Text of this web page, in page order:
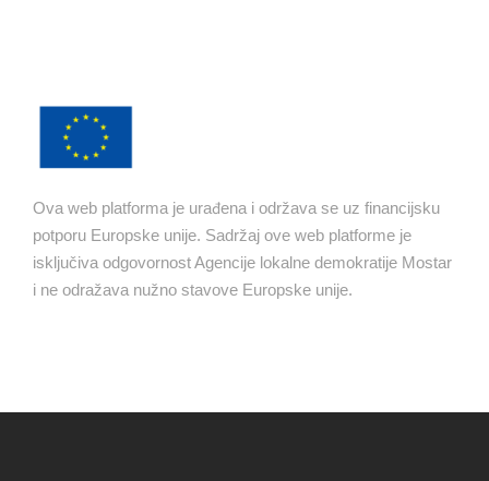
Ova web platforma je urađena i održava se uz financijsku
potporu Europske unije. Sadržaj ove web platforme je
isključiva odgovornost Agencije lokalne demokratije Mostar
i ne odražava nužno stavove Europske unije.